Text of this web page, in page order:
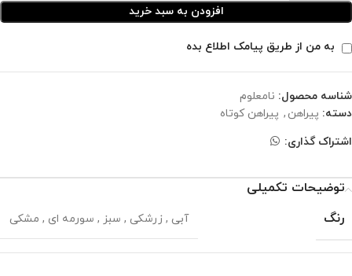
افزودن به سبد خرید
به من از طریق پیامک اطلاع بده
شناسه محصول: نامعلوم
دسته: پیراهن , پیراهن کوتاه
اشتراک گذاری:
توضیحات تکمیلی
رنگ
آبی , زرشکی , سبز , سورمه ای , مشکی